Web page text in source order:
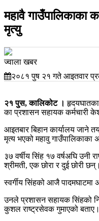
महावै गाउँपालिकाका
मृत्यु
ज्वाला खबर
२०८१ पुष २१ गते आइतवार
२१ पुस, कालिकोट ।
का प्रशासन सहायक कर्मचारी
आइतबार बिहान कार्यालय जाने
मृत्य भएको महावु गाउँपालिकाका
३७ वर्षीय सिंह १७ वर्षअघि उनी
श्रीमती, एक छोरा र दुई छोरी छन्।
स्वर्गीय सिंहको आजै पादमघाटमा
उनले प्रशासन सहायक सिंहको
कुशल राष्ट्रसेवक गुमाएको बताए।